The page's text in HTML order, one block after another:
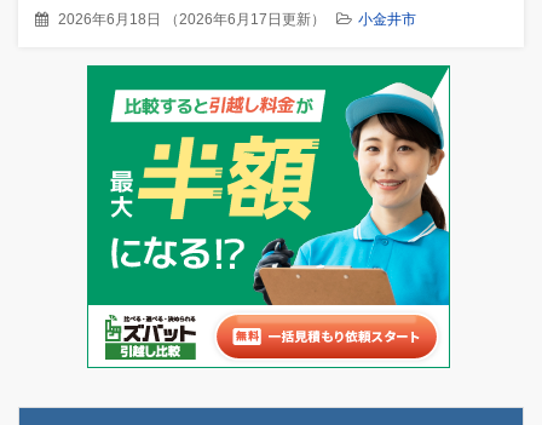
2026年6月18日 （ 2026年6月17日更新） 小金井市